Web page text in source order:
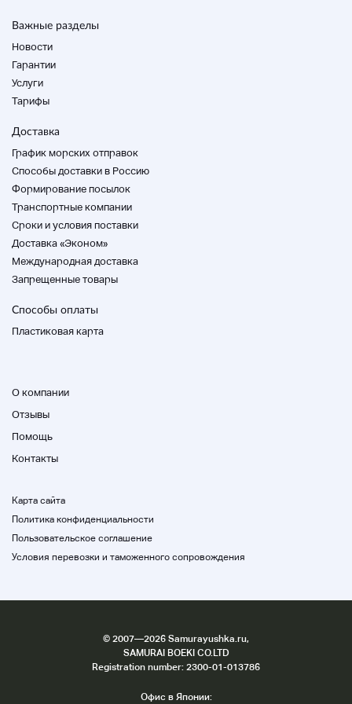
Если вы новичок в нашем магазине, пожалуйста,
Важные разделы
Новости
Гарантии
Услуги
Тарифы
Доставка
График морских отправок
Способы доставки в Россию
Формирование посылок
Транспортные компании
Cроки и условия поставки
Доставка «Эконом»
Международная доставка
Запрещенные товары
Способы оплаты
Пластиковая карта
О компании
Отзывы
Помощь
Контакты
Карта сайта
Политика конфиденциальности
Пользовательское соглашение
Условия перевозки и таможенного сопровождения
© 2007—2026 Samurayushka.ru,
SAMURAI BOEKI CO.LTD
Registration number: 2300-01-013786
Офис в Японии: